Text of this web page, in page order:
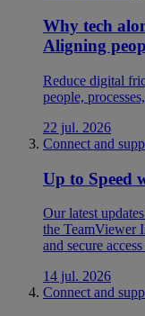
Why tech
Aligning
Reduce digital
people,
22 jul. 2026
Connect and
Up to Speed
Our latest
the TeamViewer
and secure
14 jul. 2026
Connect and